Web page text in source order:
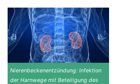
Rubriken
Nierenbeckenentzündung: Infektion
der Harnwege mit Beteiligung des